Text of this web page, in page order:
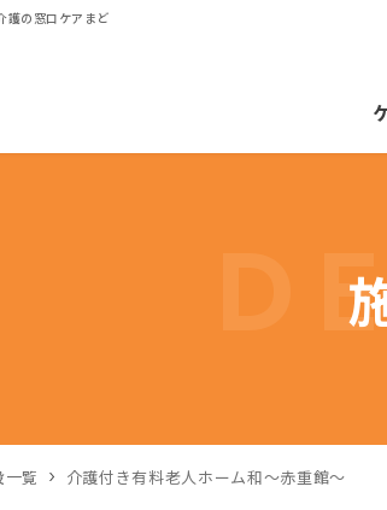
護の窓口ケアまど
一覧 介護付き有料老人ホーム和～赤重館～